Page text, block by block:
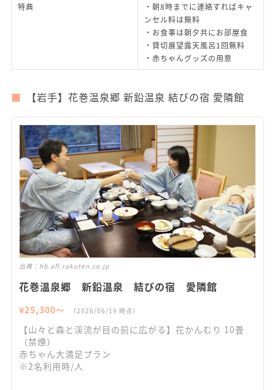
特典
・朝8時までに連絡すればキャ
ンセル料は無料
・お食事は朝夕共にお部屋食
・貸切展望露天風呂1回無料
・赤ちゃんグッズの用意
【岩手】花巻温泉郷 新鉛温泉 結びの宿 愛隣館
出典： hb.afl.rakuten.co.jp
花巻温泉郷 新鉛温泉 結びの宿 愛隣館
¥25,300〜 （2026/06/19 時点）
【山々と森と渓流が目の前に広がる】花かんむり 10畳
（禁煙）
赤ちゃん大満足プラン
※2名利用時/人